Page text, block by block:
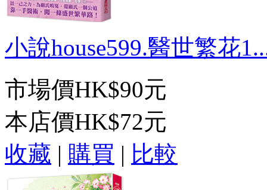
小說house599.醫世繁花
市場價HK$90元
本店價HK$72元
收藏 | 購買 | 比較